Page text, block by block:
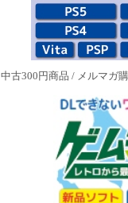
中古300円商品 / メルマガ